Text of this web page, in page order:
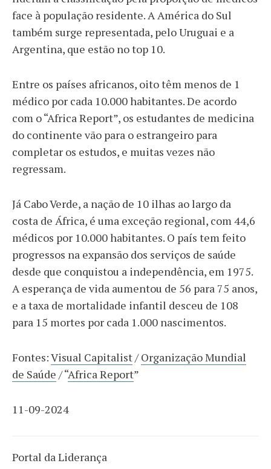
face à população residente. A América do Sul
também surge representada, pelo Uruguai e a
Argentina, que estão no top 10.
Entre os países africanos, oito têm menos de 1
médico por cada 10.000 habitantes. De acordo
com o “Africa Report”, os estudantes de medicina
do continente vão para o estrangeiro para
completar os estudos, e muitas vezes não
regressam.
Já Cabo Verde, a nação de 10 ilhas ao largo da
costa de África, é uma exceção regional, com 44,6
médicos por 10.000 habitantes. O país tem feito
progressos na expansão dos serviços de saúde
desde que conquistou a independência, em 1975.
A esperança de vida aumentou de 56 para 75 anos,
e a taxa de mortalidade infantil desceu de 108
para 15 mortes por cada 1.000 nascimentos.
Fontes:Visual Capitalist/Organização Mundial
de Saúde / “Africa Report”
11-09-2024
Portal da Liderança